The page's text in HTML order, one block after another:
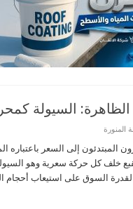
الظاهرة: السيولة
المنورة
المبتدئون إلى السعر باعتباره
خلف كل حركة سعرية وهو
السوق على استيعاب